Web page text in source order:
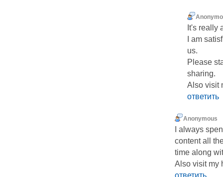
It's really
I am
us.
Please
sharing.
Also visit
ответить
Anonymous
I always
content all
time along
Also visit my